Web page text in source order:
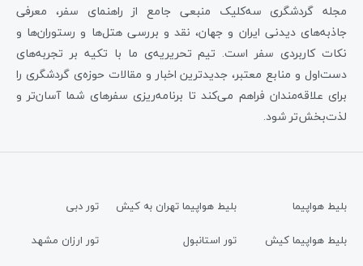
مجله گردشگری سه‌کلیک منبعی جامع از راهنمای سفر، معرفی
جاذبه‌های دیدنی ایران و جهان، نقد و بررسی هتل‌ها و رستوران‌ها و
نکات کاربردی سفر است. تیم تحریریه‌ی ما با تکیه بر تجربه‌های
دست‌اول و منابع معتبر، جدیدترین اخبار و مقالات حوزه‌ی گردشگری را
برای علاقه‌مندان فراهم می‌کند تا برنامه‌ریزی سفرهای شما آسان‌تر و
لذت‌بخش‌تر شود.
بلیط هواپیما
بلیط هواپیما کیش
بلیط هواپیما تهران به کیش
تور استانبول
تور دبی
تور ارزان مشهد